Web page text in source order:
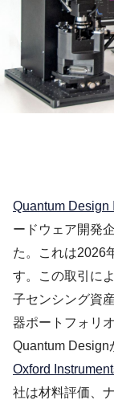
Quantum Design
ードウェア開発
た。これは2026
す。この取引に
子センシング資
器ポートフォリ
Quantum Design
Oxford
社は材料評価、